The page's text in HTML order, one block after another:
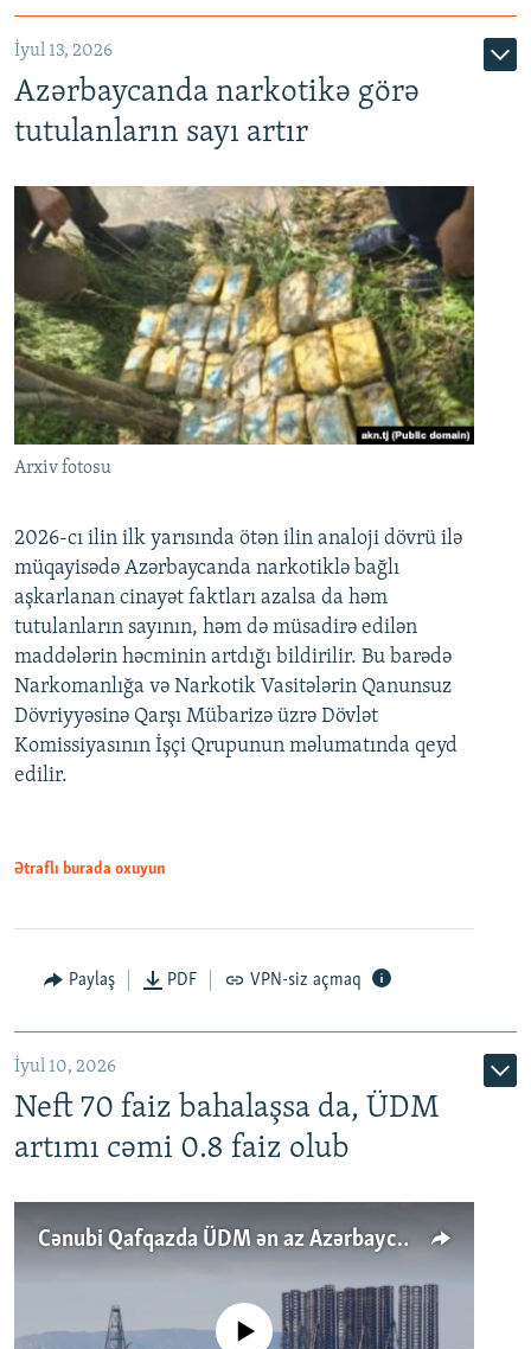
İyul 13, 2026
Azərbaycanda narkotikə görə
tutulanların sayı artır
Arxiv fotosu
2026-cı ilin ilk yarısında ötən ilin analoji dövrü ilə
müqayisədə Azərbaycanda narkotiklə bağlı
aşkarlanan cinayət faktları azalsa da həm
tutulanların sayının, həm də müsadirə edilən
maddələrin həcminin artdığı bildirilir. Bu barədə
Narkomanlığa və Narkotik Vasitələrin Qanunsuz
Dövriyyəsinə Qarşı Mübarizə üzrə Dövlət
Komissiyasının İşçi Qrupunun məlumatında qeyd
edilir.
Ətraflı burada oxuyun
Paylaş PDF VPN-siz açmaq
İyul 10, 2026
Neft 70 faiz bahalaşsa da, ÜDM
artımı cəmi 0.8 faiz olub
Cənubi Qafqazda ÜDM ən az Azərbaycanda artır: Qonşuları niyə Bakını qabaqlaya bilir?
No media source currently available